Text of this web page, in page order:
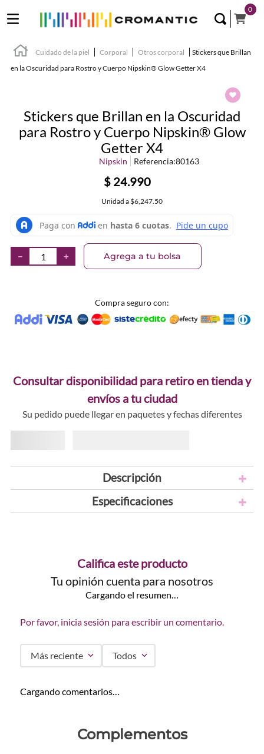
0
Cuidado de la piel Corporal Otros corporal
Stickers que Brillan
en la Oscuridad para Rostro y Cuerpo Nipskin® Glow Getter X4
Stickers que Brillan en la Oscuridad
para Rostro y Cuerpo Nipskin® Glow
Getter X4
Nipskin Referencia:80163
$ 24.990
Unidad a $6,247.50
＋
－ Agrega a tu bolsa
Compra seguro con:
Consultar disponibilidad para retiro en tienda y
envíos a tu ciudad
Su pedido puede llegar en paquetes y fechas diferentes
Descripción
Especificaciones
Califica este producto
Tu opinión cuenta para nosotros
Cargando el resumen…
Por favor, inicia sesión para escribir un comentario.
Más reciente Todos
Cargando comentarios…
Complementos